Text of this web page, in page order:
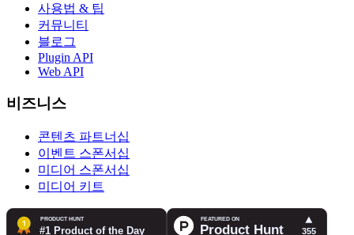
사용법 & 팁
커뮤니티
블로그
Plugin API
Web API
비즈니스
콘텐츠 파트너십
이벤트 스폰서십
미디어 스폰서십
미디어 키트